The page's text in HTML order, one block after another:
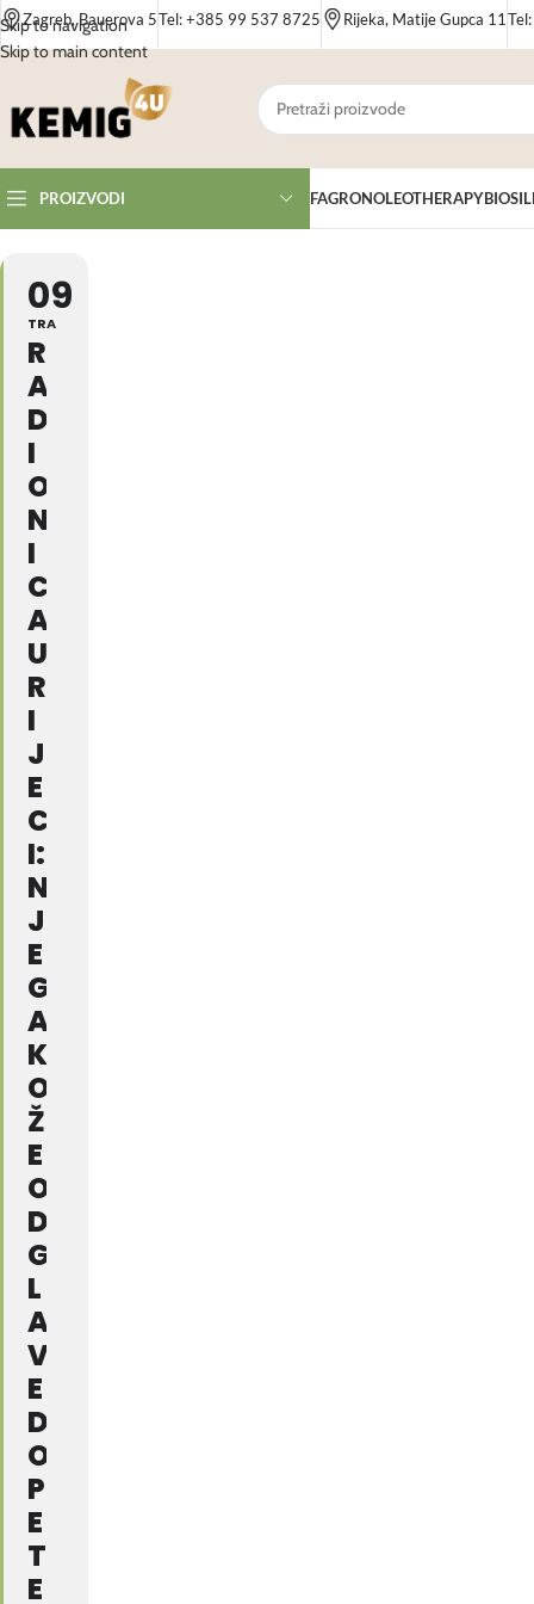
Skip to navigation
Skip to main content
Zagreb, Bauerova 5Tel: +385 99 537 8725 Rijeka, Matije Gupca 11
PROIZVODI FAGRONOLEOTHERAPYBIOSIL
09
TRA
R
A
D
I
O
N
I
C
A
U
R
I
J
E
C
I:
N
J
E
G
A
K
O
Ž
E
O
D
G
L
A
V
E
D
O
P
E
T
E